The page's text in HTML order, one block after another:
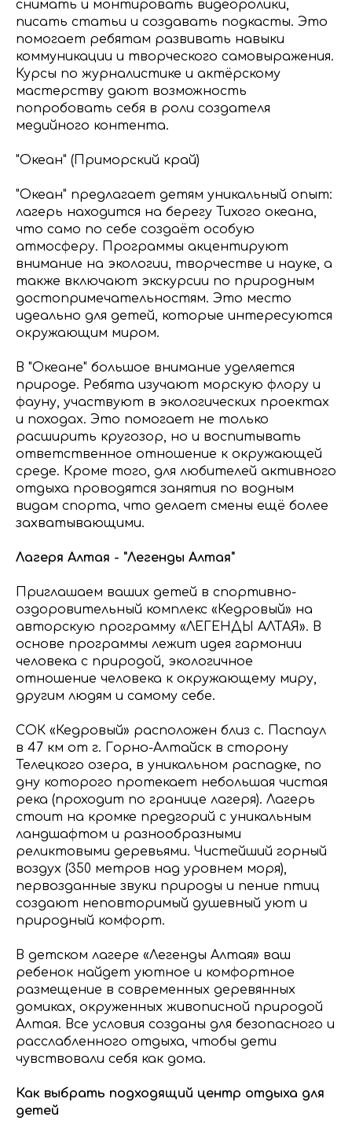
снимать и монтировать видеоролики,
писать статьи и создавать подкасты. Это
помогает ребятам развивать навыки
коммуникации и творческого самовыражения.
Курсы по журналистике и актёрскому
мастерству дают возможность
попробовать себя в роли создателя
медийного контента.
"Океан" (Приморский край)
"Океан" предлагает детям уникальный опыт:
лагерь находится на берегу Тихого океана,
что само по себе создаёт особую
атмосферу. Программы акцентируют
внимание на экологии, творчестве и науке, а
также включают экскурсии по природным
достопримечательностям. Это место
идеально для детей, которые интересуются
окружающим миром.
В "Океане" большое внимание уделяется
природе. Ребята изучают морскую флору и
фауну, участвуют в экологических проектах
и походах. Это помогает не только
расширить кругозор, но и воспитывать
ответственное отношение к окружающей
среде. Кроме того, для любителей активного
отдыха проводятся занятия по водным
видам спорта, что делает смены ещё более
захватывающими.
Лагеря Алтая - "Легенды Алтая"
Приглашаем ваших детей в спортивно-
оздоровительный комплекс «Кедровый» на
авторскую программу «ЛЕГЕНДЫ АЛТАЯ». В
основе программы лежит идея гармонии
человека с природой, экологичное
отношение человека к окружающему миру,
другим людям и самому себе.
СОК «Кедровый» расположен близ с. Паспаул
в 47 км от г. Горно-Алтайск в сторону
Телецкого озера, в уникальном распадке, по
дну которого протекает небольшая чистая
река (проходит по границе лагеря). Лагерь
стоит на кромке предгорий с уникальным
ландшафтом и разнообразными
реликтовыми деревьями. Чистейший горный
воздух (350 метров над уровнем моря),
первозданные звуки природы и пение птиц
создают неповторимый душевный уют и
природный комфорт.
В детском лагере «Легенды Алтая» ваш
ребенок найдет уютное и комфортное
размещение в современных деревянных
домиках, окруженных живописной природой
Алтая. Все условия созданы для безопасного и
расслабленного отдыха, чтобы дети
чувствовали себя как дома.
Как выбрать подходящий центр отдыха для
детей